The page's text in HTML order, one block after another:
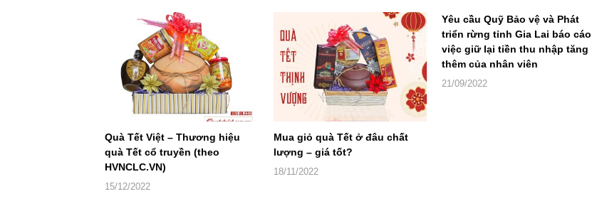
Quà Tết Việt – Thương hiệu
quà Tết cổ truyền (theo
HVNCLC.VN)
15/12/2022
Mua giỏ quà Tết ở đâu chất
lượng – giá tốt?
18/11/2022
Yêu cầu Quỹ Bảo vệ và Phát
triển rừng tỉnh Gia Lai báo cáo
việc giữ lại tiền thu nhập tăng
thêm của nhân viên
21/09/2022